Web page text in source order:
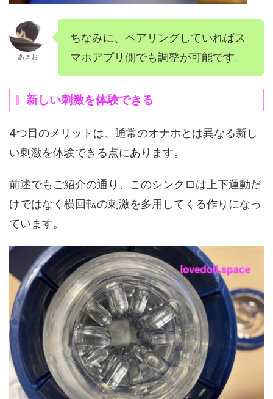
あきお
ちなみに、ペアリングしていればス
マホアプリ側でも調整が可能です。
新しい刺激を体験できる
4つ目のメリットは、通常のオナホとは異なる新し
い刺激を体験できる点にあります。
前述でもご紹介の通り、このシンクロは上下運動だ
けではなく横回転の刺激を多用してくる作りになっ
ています。